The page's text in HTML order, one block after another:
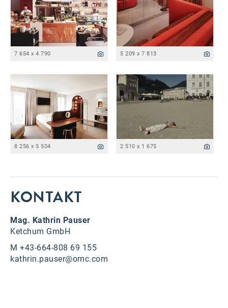
7 654 x 4 790 5 209 x 7 813
8 256 x 5 504 2 510 x 1 675
KONTAKT
Mag. Kathrin Pauser
Ketchum GmbH
M +43-664-808 69 155
kathrin.pauser@omc.com